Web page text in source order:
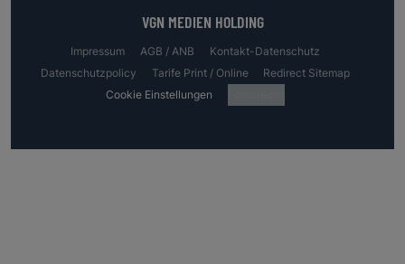
VGN MEDIEN HOLDING
Impressum AGB / ANB
Kontakt-Datenschutz
Datenschutzpolicy
Tarife Print / Online
Redirect Sitemap
Cookie Einstellungen